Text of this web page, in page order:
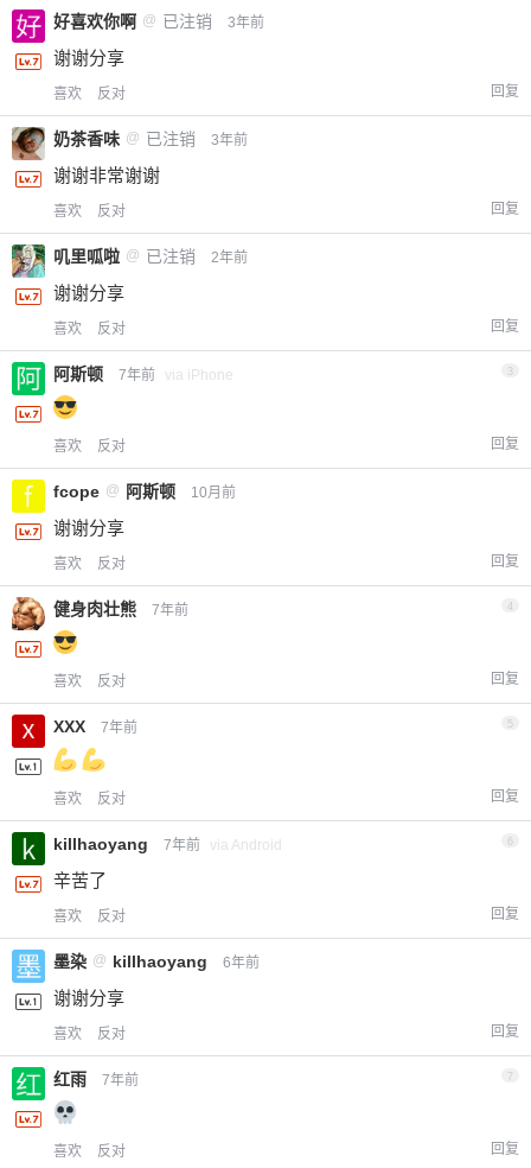
好喜欢你啊 @ 已注销 3年前
谢谢分享
喜欢 反对 回复
奶茶香味 @ 已注销 3年前
谢谢非常谢谢
喜欢 反对 回复
叽里呱啦 @ 已注销 2年前
谢谢分享
喜欢 反对 回复
阿斯顿 7年前 via iPhone 3
喜欢 反对 回复
fcope @ 阿斯顿 10月前
谢谢分享
喜欢 反对 回复
健身肉壮熊 7年前 4
喜欢 反对 回复
XXX 7年前 5
喜欢 反对 回复
killhaoyang 7年前 via Android
辛苦了
喜欢 反对 回复
墨染 @ killhaoyang 6年前
谢谢分享
喜欢 反对 回复
红雨 7年前 7
喜欢 反对 回复